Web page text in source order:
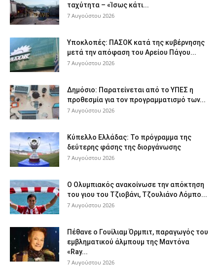
ταχύτητα – «Ίσως κάτι...
7 Αυγούστου 2026
Υποκλοπές: ΠΑΣΟΚ κατά της κυβέρνησης
μετά την απόφαση του Αρείου Πάγου...
7 Αυγούστου 2026
Δημόσιο: Παρατείνεται από το ΥΠΕΣ η
προθεσμία για τον προγραμματισμό των...
7 Αυγούστου 2026
Κύπελλο Ελλάδας: Το πρόγραμμα της
δεύτερης φάσης της διοργάνωσης
7 Αυγούστου 2026
Ο Ολυμπιακός ανακοίνωσε την απόκτηση
του γιου του Τζιοβάνι, Τζουλιάνο Λόμπο...
7 Αυγούστου 2026
Πέθανε ο Γουίλιαμ Όρμπιτ, παραγωγός του
εμβληματικού άλμπουμ της Μαντόνα
«Ray...
7 Αυγούστου 2026